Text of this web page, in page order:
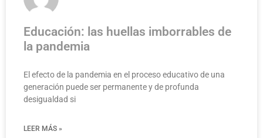
Educación: las huellas imborrables de
la pandemia
El efecto de la pandemia en el proceso educativo de una
generación puede ser permanente y de profunda
desigualdad si
LEER MÁS »